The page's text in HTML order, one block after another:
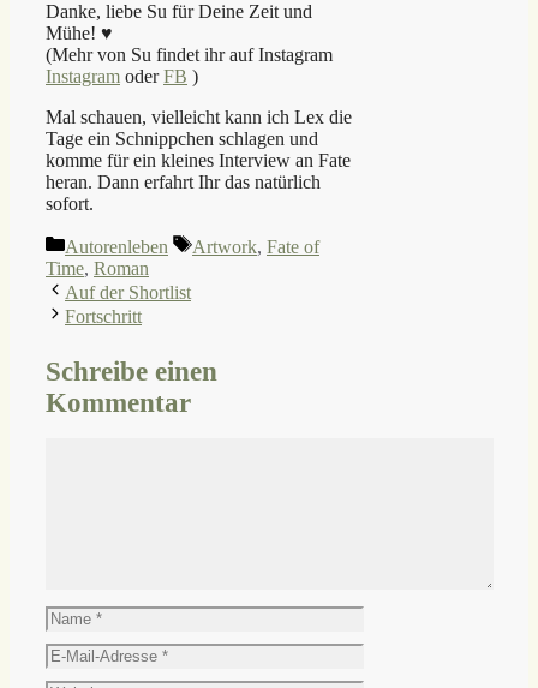
Danke, liebe Su für Deine Zeit und
Mühe! ♥
(Mehr von Su findet ihr auf Instagram
Instagram oderFB )
Mal schauen, vielleicht kann ich Lex die
Tage ein Schnippchen schlagen und
komme für ein kleines Interview an Fate
heran. Dann erfahrt Ihr das natürlich
sofort.
Kategorien
Autorenleben Schlagwörter
Artwork, Fate of
Time, Roman
Auf der Shortlist
Fortschritt
Schreibe einen
Kommentar
Name
E-
Mail-